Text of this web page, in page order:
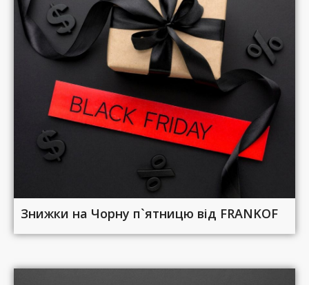
Знижки на Чорну п`ятницю від FRANKOF